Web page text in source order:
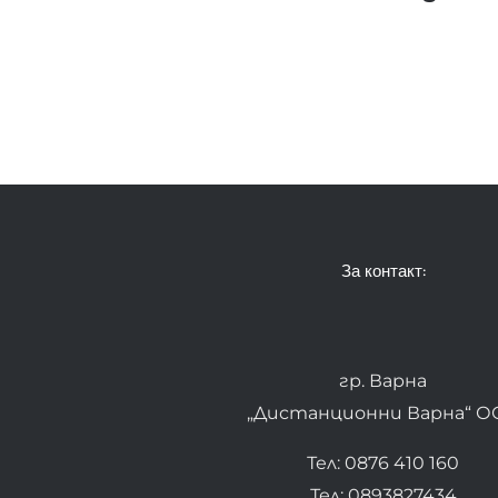
За контакт:
гр. Варна
„Дистанционни Варна“
Тел: 0876 410 160